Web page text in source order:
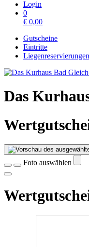
Login
0
€ 0,00
Gutscheine
Eintritte
Liegenreservierungen
Das
Foto auswählen